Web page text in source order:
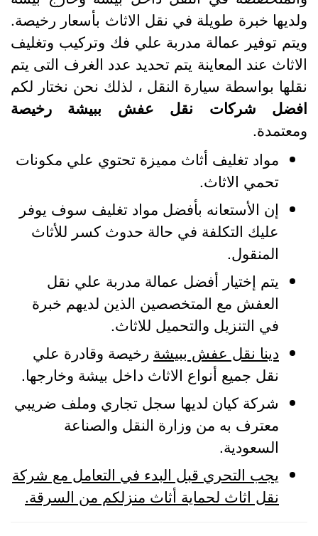
خبرة طويلة في نقل الاثاث بأسعار رخيصة.
توفير عمالة مدربة علي فك وتركيب وتغليف
عند المعاينة يتم تحديد عدد الغرف التى يتم
بواسطة سيارة النقل ، لذلك نحن نختار لكم
شركات نقل عفش ببيشة رخيصة
مواد تغليف أثاث مميزة تحتوي علي مكونات
تحمي الاثاث.
إن الأستعانه بأفضل مواد تغليف سوف يوفر
عليك التكلفة في حالة حدوث كسر للأثاث
المنقول.
يتم إختيار أفضل عمالة مدربة علي نقل
العفش مع المتخصصين الذين لديهم خبرة
في التنزيل والتحميل للاثاث.
دينا نقل عفش ببيشةرخيصة وقادرة علي
نقل جميع أنواع الاثاث داخل بيشة وخارجها.
شركة كيان لديها سجل تجاري وملف ضريبي
معترف به من وزارة النقل والصناعة
السعودية.
يجب التحري قبل البدء في التعامل مع شركة
نقل اثاث لحماية أثاث منزلكم من السرقة.